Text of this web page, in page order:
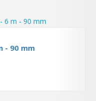
- 90 mm